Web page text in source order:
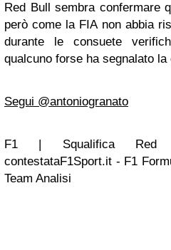
Red Bull sembra confermare
però come la FIA non abbia
durante le consuete
qualcuno forse ha segnalato
Segui @antoniogranato
F1 | Squalifica Red
contestataF1Sport.it - F1
Team Analisi